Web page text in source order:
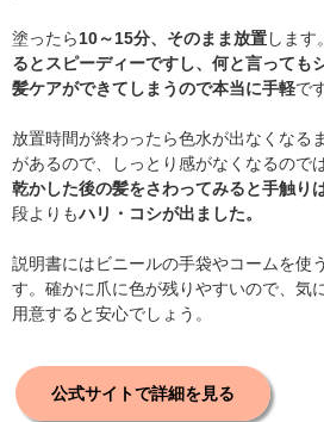
塗ったら10～15分、そのまま放置します。
るとスピーディーですし、何と言っても
髪ケアができてしまうので本当に手軽で
放置時間が終わったら色水が出なくなる
があるので、しっとり感がなくなるので
乾かした後の髪をさわってみると手触り
段よりもハリ・コシが出ました。
説明書にはビニールの手袋やコームを使
す。確かに爪に色が残りやすいので、気
用意すると安心でしょう。
公式サイトで詳細を見る